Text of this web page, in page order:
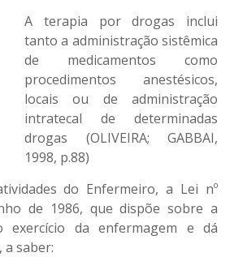
A terapia por drogas inclui
tanto a administração sistêmica
de medicamentos como
procedimentos anestésicos,
locais ou de administração
intratecal de determinadas
drogas (OLIVEIRA; GABBAI,
1998, p.88)
do Enfermeiro, a Lei nº
de 1986, que dispõe sobre a
exercício da enfermagem e dá
saber: